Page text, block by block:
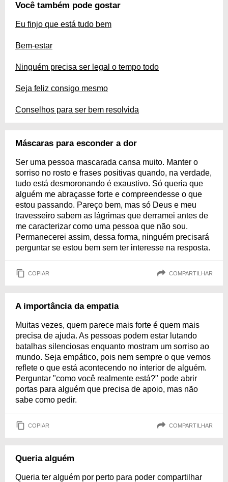
Você também pode gostar
Eu finjo que está tudo bem
Bem-estar
Ninguém precisa ser legal o tempo todo
Seja feliz consigo mesmo
Conselhos para ser bem resolvida
Máscaras para esconder a dor
Ser uma pessoa mascarada cansa muito. Manter o
sorriso no rosto e frases positivas quando, na verdade,
tudo está desmoronando é exaustivo. Só queria que
alguém me abraçasse forte e compreendesse o que
estou passando. Pareço bem, mas só Deus e meu
travesseiro sabem as lágrimas que derramei antes de
me caracterizar como uma pessoa que não sou.
Permanecerei assim, dessa forma, ninguém precisará
perguntar se estou bem sem ter interesse na resposta.
COPIAR COMPARTILHAR
A importância da empatia
Muitas vezes, quem parece mais forte é quem mais
precisa de ajuda. As pessoas podem estar lutando
batalhas silenciosas enquanto mostram um sorriso ao
mundo. Seja empático, pois nem sempre o que vemos
reflete o que está acontecendo no interior de alguém.
Perguntar "como você realmente está?" pode abrir
portas para alguém que precisa de apoio, mas não
sabe como pedir.
COPIAR COMPARTILHAR
Queria alguém
Queria ter alguém por perto para poder compartilhar